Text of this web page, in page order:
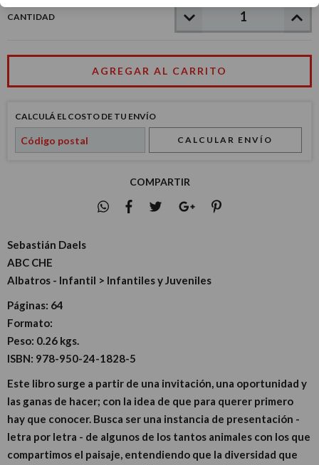
CANTIDAD
CALCULÁ EL COSTO DE TU ENVÍO
CALCULAR ENVÍO
COMPARTIR
Sebastián Daels
ABC CHE
Albatros - Infantil > Infantiles y Juveniles
Páginas: 64
Formato:
Peso: 0.26 kgs.
ISBN: 978-950-24-1828-5
Este libro surge a partir de una invitación, una oportunidad y
las ganas de hacer; con la idea de que para querer primero
hay que conocer. Busca ser una instancia de presentación -
letra por letra - de algunos de los tantos animales con los que
compartimos el paisaje, entendiendo que la diversidad que